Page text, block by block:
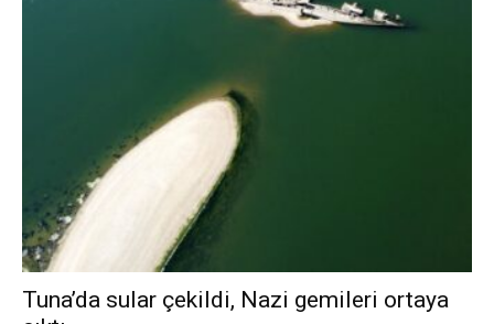
Tuna’da sular çekildi, Nazi gemileri ortaya